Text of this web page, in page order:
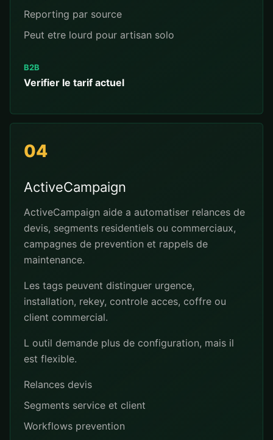
Reporting par source
Peut etre lourd pour artisan solo
B2B
Verifier le tarif actuel
04
ActiveCampaign
ActiveCampaign aide a automatiser relances de
devis, segments residentiels ou commerciaux,
campagnes de prevention et rappels de
maintenance.
Les tags peuvent distinguer urgence,
installation, rekey, controle acces, coffre ou
client commercial.
L outil demande plus de configuration, mais il
est flexible.
Relances devis
Segments service et client
Workflows prevention